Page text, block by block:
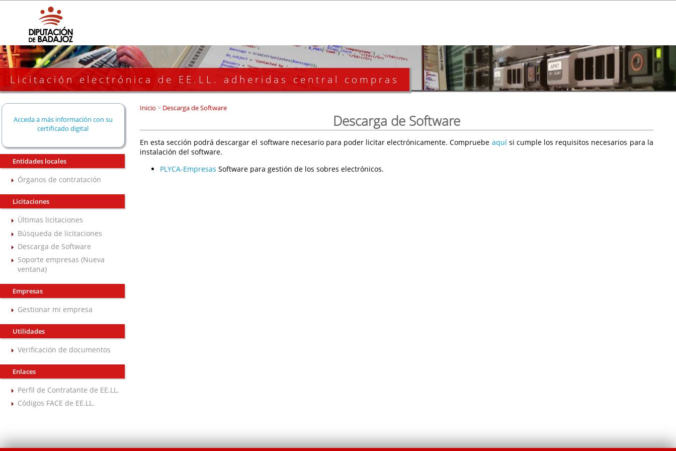
Licitación electrónica de EE.LL. adheridas central compras
Acceda a más información con su
certificado digital
Entidades locales
Órganos de contratación
Licitaciones
Últimas licitaciones
Búsqueda de licitaciones
Descarga de Software
Soporte empresas (Nueva
ventana)
Empresas
Gestionar mi empresa
Utilidades
Verificación de documentos
Enlaces
Perfil de Contratante de EE.LL.
Códigos FACE de EE.LL.
Inicio >Descarga de Software
Descarga de Software
En esta sección podrá descargar el software necesario para poder licitar electrónicamente. Compruebe aquísi cumple los requisitos necesarios para la
instalación del software.
PLYCA-Empresas Software para gestión de los sobres electrónicos.